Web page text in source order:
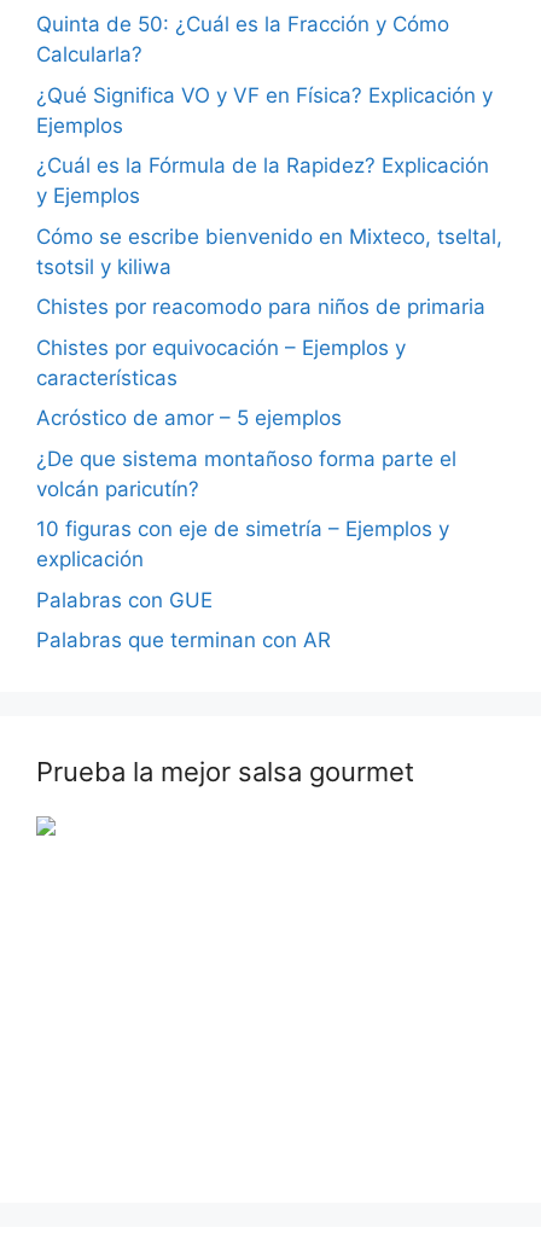
Quinta de 50: ¿Cuál es la Fracción y Cómo
Calcularla?
¿Qué Significa VO y VF en Física? Explicación y
Ejemplos
¿Cuál es la Fórmula de la Rapidez? Explicación
y Ejemplos
Cómo se escribe bienvenido en Mixteco, tseltal,
tsotsil y kiliwa
Chistes por reacomodo para niños de primaria
Chistes por equivocación – Ejemplos y
características
Acróstico de amor – 5 ejemplos
¿De que sistema montañoso forma parte el
volcán paricutín?
10 figuras con eje de simetría – Ejemplos y
explicación
Palabras con GUE
Palabras que terminan con AR
Prueba la mejor salsa gourmet